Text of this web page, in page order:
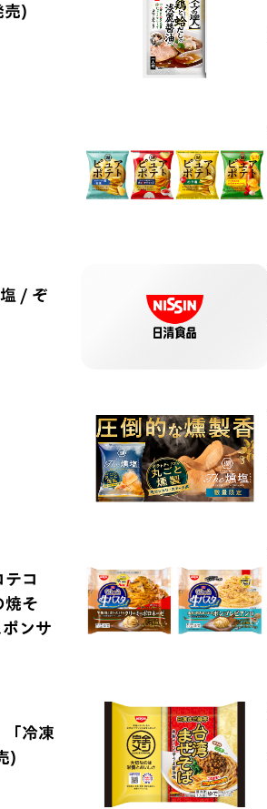
売)
/ ぞ
コ
焼そ
ンサ
「冷凍
)